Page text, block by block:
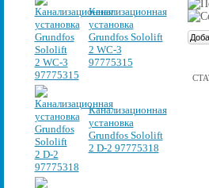
Канализационная
установка
Grundfos Sololift
2 WC-3
97775315
Канализационная
установка
Grundfos Sololift
2 D-2 97775318